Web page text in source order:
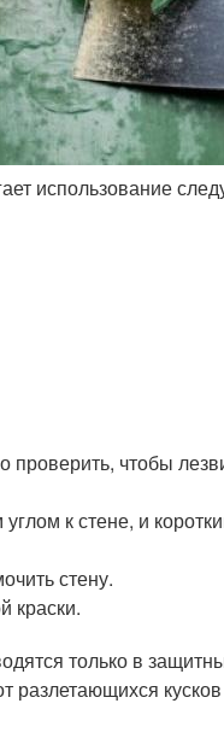
использование
проверить, чтобы
к стене, и
стену.
краски.
только в
разлетающихся